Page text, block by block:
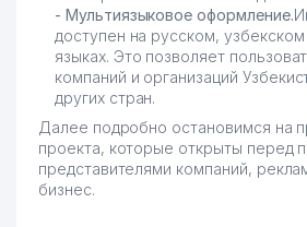
- Мультиязыковое оформление.
доступен на русском,
языках. Это позволяет
компаний и организаций
других стран.
Далее подробно остановимся на
проекта, которые открыты перед
представителями компаний,
бизнес.